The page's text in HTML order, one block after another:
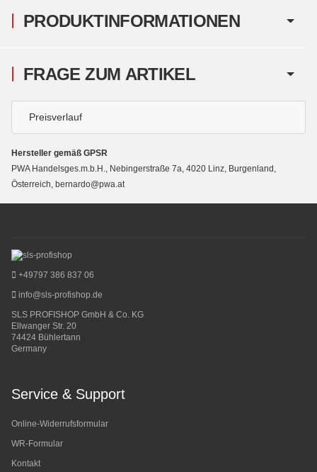
PRODUKTINFORMATIONEN
FRAGE ZUM ARTIKEL
Preisverlauf
Hersteller gemäß GPSR
PWA Handelsges.m.b.H., Nebingerstraße 7a, 4020 Linz, Burgenland,
Österreich, bernardo@pwa.at
+49797 386 837 06
info@sls-profishop.de
SLS PROFISHOP GmbH & Co. KG
Ellwanger Str. 20
74424 Bühlertann
Germany
Service & Support
Online-Widerrufsformular
WR-Formular
Kontakt